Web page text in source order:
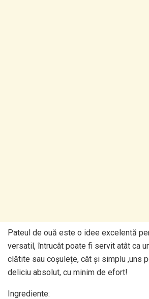
Pateul de ouă este o idee excelentă
versatil, întrucât poate fi servit atât ca
clătite sau coșulețe, cât și simplu ,uns
deliciu absolut, cu minim de efort!
Ingrediente: